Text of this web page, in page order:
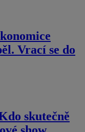
Vrací se do
skutečně